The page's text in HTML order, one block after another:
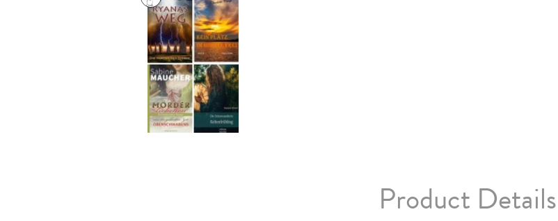
Product Details